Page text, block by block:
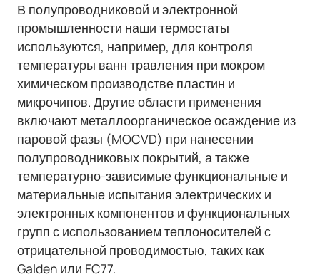
В полупроводниковой и электронной
промышленности наши термостаты
используются, например, для контроля
температуры ванн травления при мокром
химическом производстве пластин и
микрочипов. Другие области применения
включают металлоорганическое осаждение из
паровой фазы (MOCVD) при нанесении
полупроводниковых покрытий, а также
температурно-зависимые функциональные и
материальные испытания электрических и
электронных компонентов и функциональных
групп с использованием теплоносителей с
отрицательной проводимостью, таких как
Galden или FC77.